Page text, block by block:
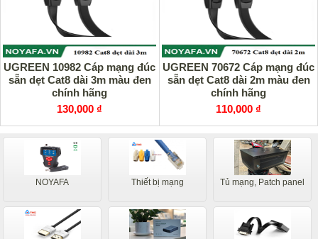
UGREEN 10982 Cáp mạng đúc
sẵn dẹt Cat8 dài 3m màu đen
chính hãng
130,000 ₫
UGREEN 70672 Cáp mạng đúc
sẵn dẹt Cat8 dài 2m màu đen
chính hãng
110,000 ₫
NOYAFA Thiết bị mạng Tủ mạng, Patch panel